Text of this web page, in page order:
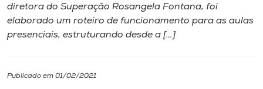
Internacionalização
diretora do Superação Rosangela Fontana, foi
elaborado um roteiro de funcionamento para as aulas
presenciais, estruturando desde a […]
Publicado em 01/02/2021